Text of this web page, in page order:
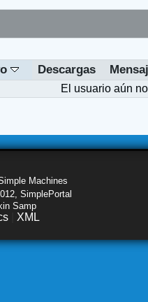
Descargas
El usuario aún
Machines
SimplePortal
Samp
XML